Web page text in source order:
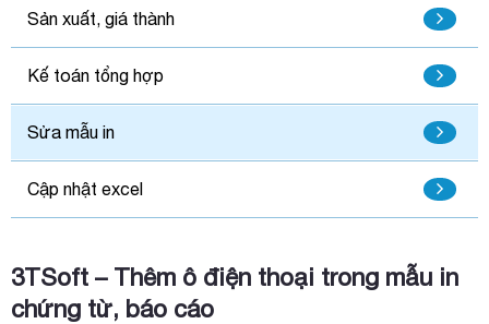
Sản xuất, giá thành
Kế toán tổng hợp
Sửa mẫu in
Cập nhật excel
3TSoft – Thêm ô điện thoại trong mẫu in
chứng từ, báo cáo